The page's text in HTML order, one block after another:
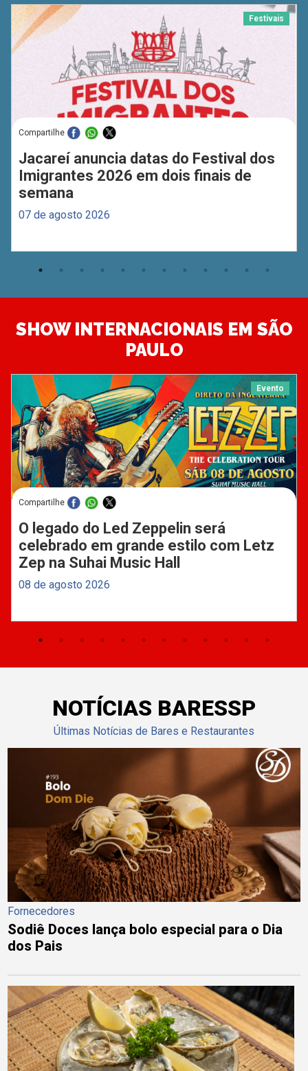
Festivais
Compartilhe
Jacareí anuncia datas do Festival dos
Imigrantes 2026 em dois finais de
semana
07 de agosto 2026
SHOW INTERNACIONAIS EM SÃO
PAULO
Evento
Compartilhe
O legado do Led Zeppelin será
celebrado em grande estilo com Letz
Zep na Suhai Music Hall
08 de agosto 2026
NOTÍCIAS BARESSP
Últimas Notícias de Bares e Restaurantes
Fornecedores
Sodiê Doces lança bolo especial para o Dia
dos Pais